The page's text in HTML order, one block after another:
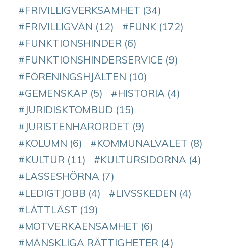
FRIVILLIGVERKSAMHET (34)
FRIVILLIGVÄN (12) FUNK (172)
FUNKTIONSHINDER (6)
FUNKTIONSHINDERSERVICE (9)
FÖRENINGSHJÄLTEN (10)
GEMENSKAP (5) HISTORIA (4)
JURIDISKTOMBUD (15)
JURISTENHARORDET (9)
KOLUMN (6) KOMMUNALVALET (8)
KULTUR (11) KULTURSIDORNA (4)
LASSESHÖRNA (7)
LEDIGTJOBB (4) LIVSSKEDEN (4)
LÄTTLÄST (19)
MOTVERKAENSAMHET (6)
MÄNSKLIGA RÄTTIGHETER (4)